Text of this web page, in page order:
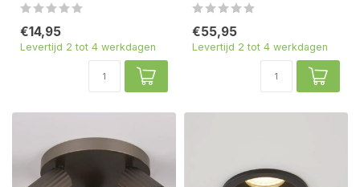
€14,95
Levertijd 2 tot 4 werkdagen
€55,95
Levertijd 2 tot 4 werkdagen